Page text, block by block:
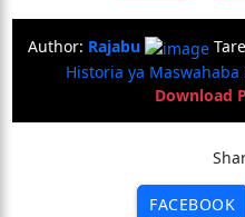
Author: Rajabu
Historia ya Maswahaba
Download
FACEBOOK